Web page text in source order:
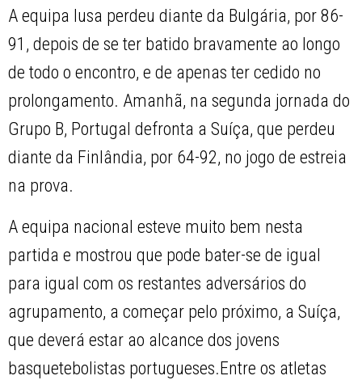
A equipa lusa perdeu diante da Bulgária, por 86-
91, depois de se ter batido bravamente ao longo
de todo o encontro, e de apenas ter cedido no
prolongamento. Amanhã, na segunda jornada do
Grupo B, Portugal defronta a Suíça, que perdeu
diante da Finlândia, por 64-92, no jogo de estreia
na prova.
A equipa nacional esteve muito bem nesta
partida e mostrou que pode bater-se de igual
para igual com os restantes adversários do
agrupamento, a começar pelo próximo, a Suíça,
que deverá estar ao alcance dos jovens
basquetebolistas portugueses.Entre os atletas